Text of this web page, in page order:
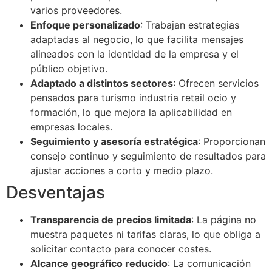
varios proveedores.
Enfoque personalizado: Trabajan estrategias
adaptadas al negocio, lo que facilita mensajes
alineados con la identidad de la empresa y el
público objetivo.
Adaptado a distintos sectores: Ofrecen servicios
pensados para turismo industria retail ocio y
formación, lo que mejora la aplicabilidad en
empresas locales.
Seguimiento y asesoría estratégica: Proporcionan
consejo continuo y seguimiento de resultados para
ajustar acciones a corto y medio plazo.
Desventajas
Transparencia de precios limitada: La página no
muestra paquetes ni tarifas claras, lo que obliga a
solicitar contacto para conocer costes.
Alcance geográfico reducido: La comunicación